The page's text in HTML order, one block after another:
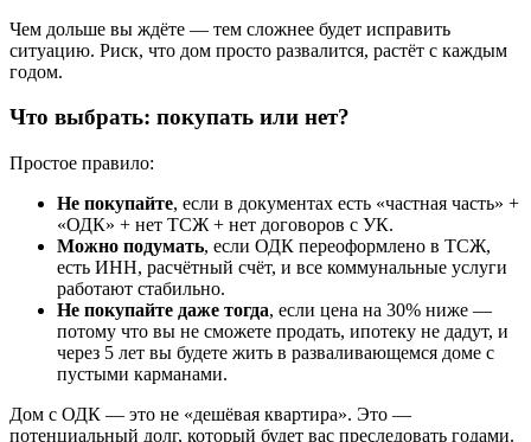
Чем дольше вы ждёте — тем сложнее будет исправить
ситуацию. Риск, что дом просто развалится, растёт с каждым
годом.
Что выбрать: покупать или нет?
Простое правило:
Не покупайте, если в документах есть «частная часть» +
«ОДК» + нет ТСЖ + нет договоров с УК.
Можно подумать, если ОДК переоформлено в ТСЖ,
есть ИНН, расчётный счёт, и все коммунальные услуги
работают стабильно.
Не покупайте даже тогда, если цена на 30% ниже —
потому что вы не сможете продать, ипотеку не дадут, и
через 5 лет вы будете жить в разваливающемся доме с
пустыми карманами.
Дом с ОДК — это не «дешёвая квартира». Это —
потенциальный долг, который будет вас преследовать годами.